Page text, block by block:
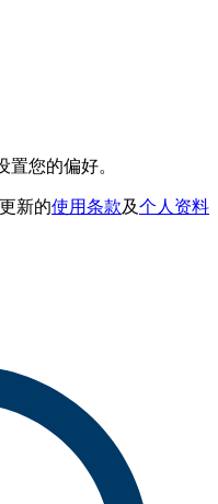
置您的偏好。
新的使用条款及个人资料